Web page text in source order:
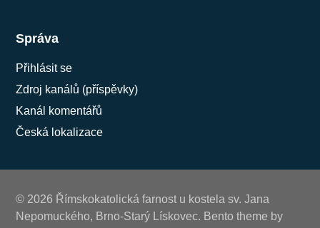
Správa
Přihlásit se
Zdroj kanálů (příspěvky)
Kanál komentářů
Česká lokalizace
© 2026 Římskokatolická farnost u kostela sv. Jana
Nepomuckého, Brno-Starý Lískovec. Bento theme by